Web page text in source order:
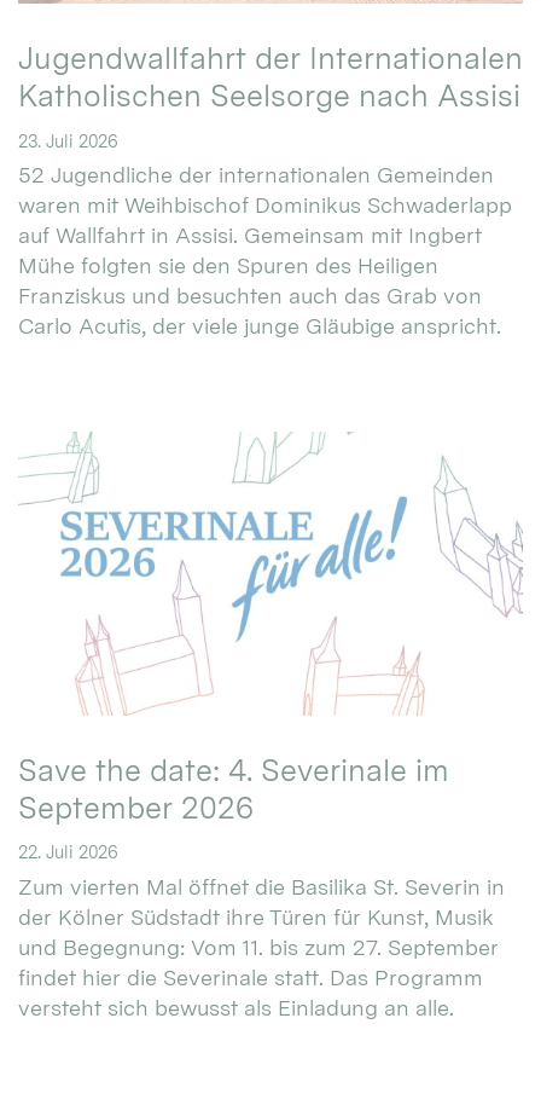
Jugendwallfahrt der Internationalen
Katholischen Seelsorge nach Assisi
23. Juli 2026
52 Jugendliche der internationalen Gemeinden
waren mit Weihbischof Dominikus Schwaderlapp
auf Wallfahrt in Assisi. Gemeinsam mit Ingbert
Mühe folgten sie den Spuren des Heiligen
Franziskus und besuchten auch das Grab von
Carlo Acutis, der viele junge Gläubige anspricht.
Save the date: 4. Severinale im
September 2026
22. Juli 2026
Zum vierten Mal öffnet die Basilika St. Severin in
der Kölner Südstadt ihre Türen für Kunst, Musik
und Begegnung: Vom 11. bis zum 27. September
findet hier die Severinale statt. Das Programm
versteht sich bewusst als Einladung an alle.